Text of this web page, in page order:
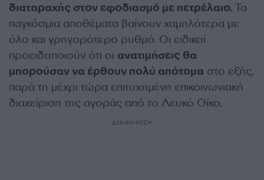
διαταραχής στον εφοδιασμό με πετρέλαιο. Τα
παγκόσμια αποθέματα βαίνουν χαμηλότερα με
όλο και γρηγορότερο ρυθμό. Οι ειδικοί
προειδοποιούν ότι οι ανατιμήσεις θα
μπορούσαν να έρθουν πολύ απότομα στο εξής,
παρά τη μέχρι τώρα επιτυχημένη επικοινωνιακή
διαχείριση της αγοράς από το Λευκό Οίκο.
ΔΙΑΦΗΜΙΣΗ